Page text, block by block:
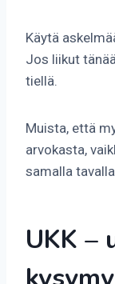
Käytä
Jos liikut
tiellä.
Muista, että
arvokasta,
samalla
UKK –